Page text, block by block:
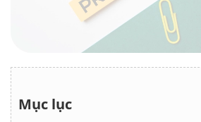
Mục lục